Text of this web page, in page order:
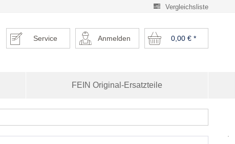
Vergleichsliste
0,00 €*
Anmelden
Service
FEIN Original-Ersatzteile